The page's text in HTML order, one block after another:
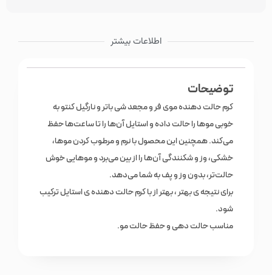
اطلاعات بیشتر
توضیحات
کرم حالت دهنده موی فر و مجعد شی باتر و نارگیل کنتو به
خوبی موها را حالت داده و استایل آن‌ها را تا ساعت‌ها حفظ
می‌کند. همچنین این محصول با نرم و مرطوب کردن موها،
خشکی، وز و شکنندگی آن‌ها را از بین می‌برد و موهایی خوش
حالت‌تر، بدون وز و پف به شما می‌دهد.
برای نتیجه ی بهتر ، بهتر از با کرم حالت دهنده ی استایل ترکیب
شود.
مناسب حالت دهی و حفظ حالت مو.